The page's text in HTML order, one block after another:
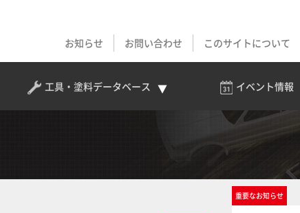
お知らせ
お問い合わせ このサイトについて
工具・塗料データベース イベント情報
重要なお知らせ